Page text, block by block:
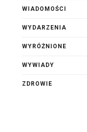
WIADOMOŚCI
WYDARZENIA
WYRÓŻNIONE
WYWIADY
ZDROWIE